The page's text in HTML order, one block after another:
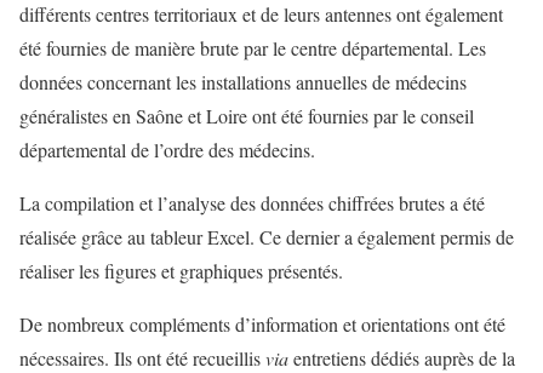
différents centres territoriaux et de leurs antennes ont également
été fournies de manière brute par le centre départemental. Les
données concernant les installations annuelles de médecins
généralistes en Saône et Loire ont été fournies par le conseil
départemental de l’ordre des médecins.
La compilation et l’analyse des données chiffrées brutes a été
réalisée grâce au tableur Excel. Ce dernier a également permis de
réaliser les figures et graphiques présentés.
De nombreux compléments d’information et orientations ont été
nécessaires. Ils ont été recueillisviaentretiens dédiés auprès de la